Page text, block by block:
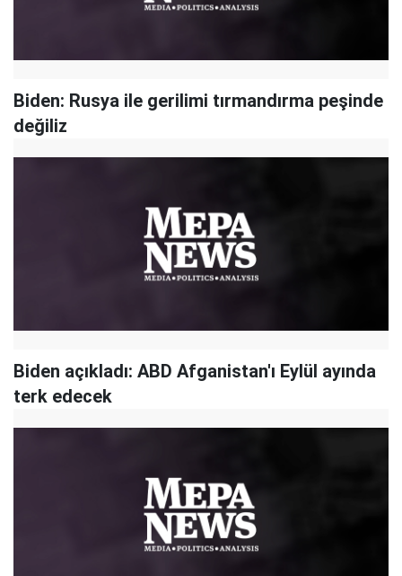
Biden: Rusya ile gerilimi tırmandırma peşinde
değiliz
Biden açıkladı: ABD Afganistan'ı Eylül ayında
terk edecek